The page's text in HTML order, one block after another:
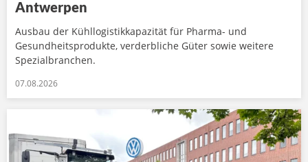
Antwerpen
Ausbau der Kühllogistikkapazität für Pharma- und
Gesundheitsprodukte, verderbliche Güter sowie weitere
Spezialbranchen.
07.08.2026